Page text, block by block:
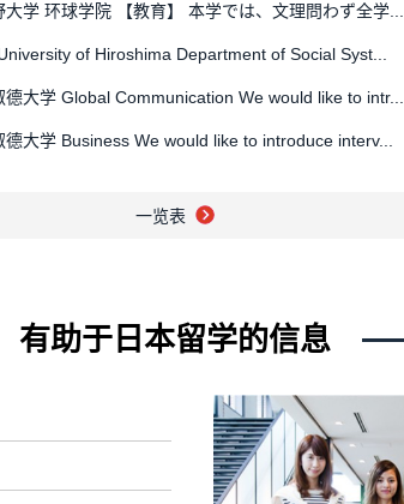
大学 环球学院 【教育】 本学では、文理問わず全学...
of Hiroshima Department of Social Syst...
德大学 Global Communication We would like to intr...
德大学 Business We would like to introduce interv...
大学 环球学院 【大学院入試】 2027（令和9）年度大
大学 环球学院 【NEWS】 8/8（土）8/22（土） オー...
Gakuin University [Kwansei Gakuin University] ...
大学 法 【Admissions】 2027 Admission Guidelines...
大学 经济 【Admissions】 2027 Admission
一览表
有助于日本留学的信息